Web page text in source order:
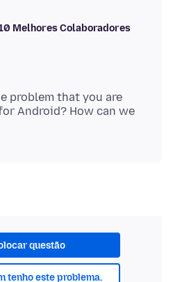
Melhores Colaboradores
problem that you are
Android? How can we
questão
tenho este problema.